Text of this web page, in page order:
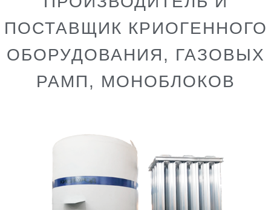
ПОСТАВЩИК КРИОГЕННОГО
ОБОРУДОВАНИЯ, ГАЗОВЫХ
РАМП, МОНОБЛОКОВ